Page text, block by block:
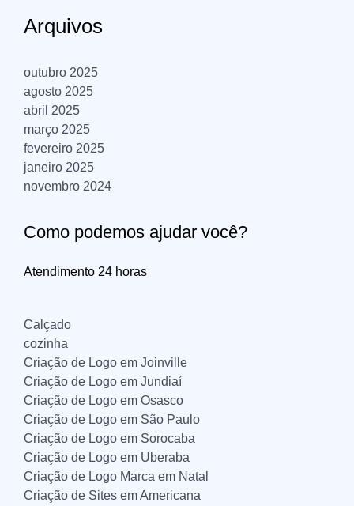
Arquivos
outubro 2025
agosto 2025
abril 2025
março 2025
fevereiro 2025
janeiro 2025
novembro 2024
Como podemos ajudar você?
Atendimento 24 horas
Calçado
cozinha
Criação de Logo em Joinville
Criação de Logo em Jundiaí
Criação de Logo em Osasco
Criação de Logo em São Paulo
Criação de Logo em Sorocaba
Criação de Logo em Uberaba
Criação de Logo Marca em Natal
Criação de Sites em Americana